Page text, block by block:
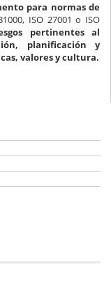
para normas de
ISO 27001 o ISO
pertinentes al
planificación y
valores y cultura.